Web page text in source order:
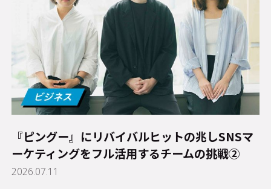
『ピングー』にリバイバルヒットの兆し――SNSマ
ーケティングをフル活用するチームの挑戦②
2026.07.11